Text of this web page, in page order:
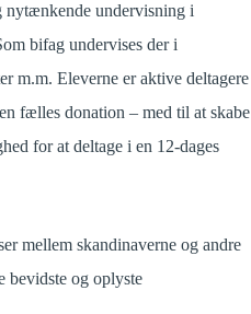
nytænkende undervisning i
bifag undervises der i
m.m. Eleverne er aktive deltagere
fælles donation – med til at skabe
for at deltage i en 12-dages
mellem skandinaverne og andre
bevidste og oplyste